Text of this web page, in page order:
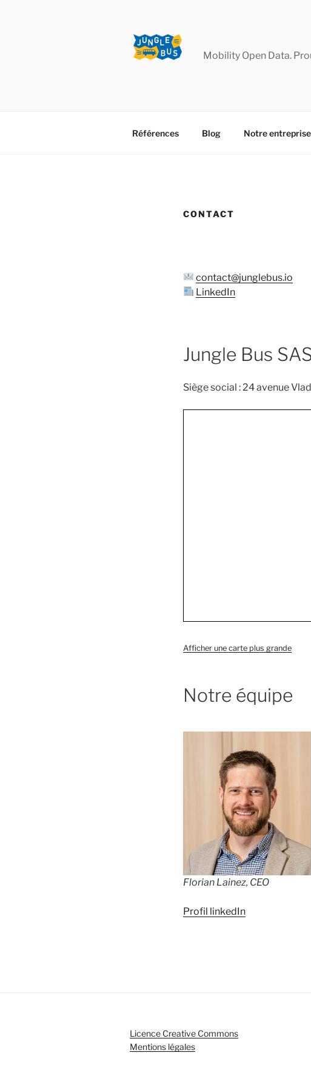
Mobility Open Data.
Références Blog Notre entreprise
CONTACT
contact@junglebus.io
LinkedIn
Jungle Bus
Siège social : 24 avenue
Afficher une carte plus grande
Notre équipe
Florian Lainez, CEO
Profil linkedIn
Licence Creative Commons
Mentions légales